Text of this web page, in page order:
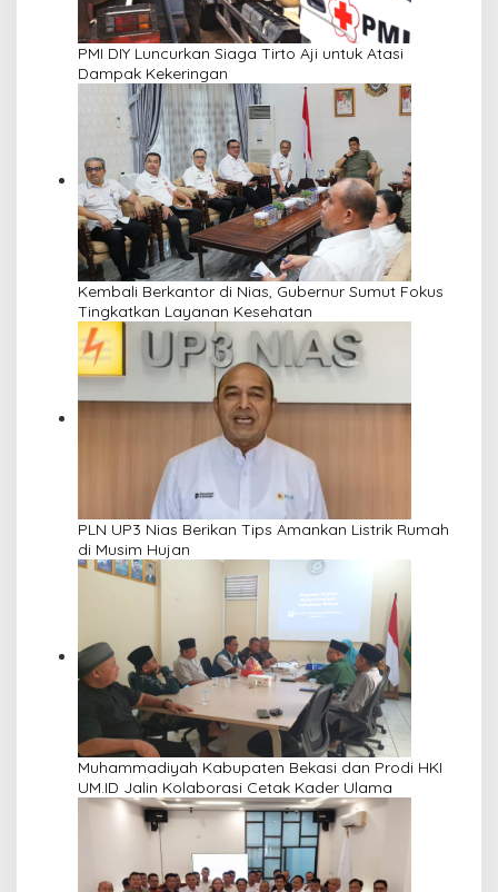
PMI DIY Luncurkan Siaga Tirto Aji untuk Atasi
Dampak Kekeringan
Kembali Berkantor di Nias, Gubernur Sumut Fokus
Tingkatkan Layanan Kesehatan
PLN UP3 Nias Berikan Tips Amankan Listrik Rumah
di Musim Hujan
Muhammadiyah Kabupaten Bekasi dan Prodi HKI
UM.ID Jalin Kolaborasi Cetak Kader Ulama